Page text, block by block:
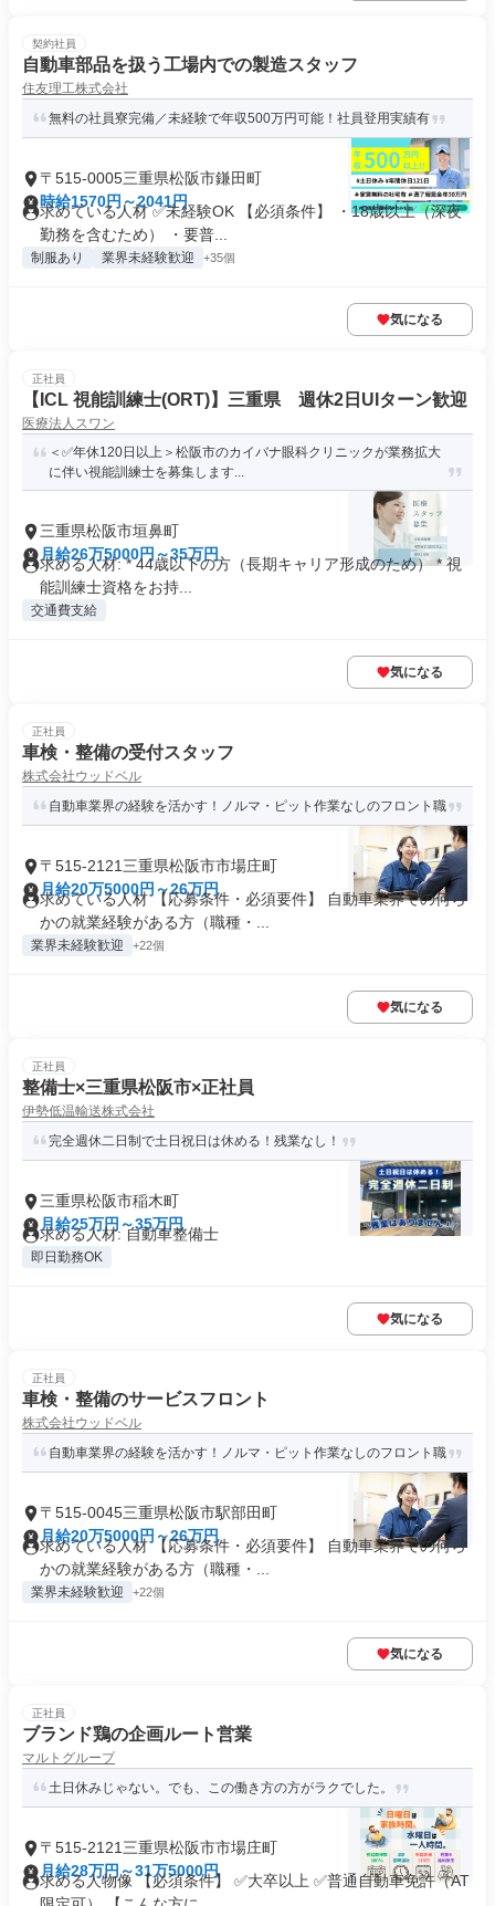
契約社員
自動車部品を扱う工場内での製造スタッフ
住友理工株式会社
無料の社員寮完備／未経験で年収500万円可能！社員登用実績有
〒515-0005三重県松阪市鎌田町
時給1570円～2041円
求めている人材 ✅未経験OK 【必須条件】 ・18歳以上（深夜
勤務を含むため） ・要普...
制服あり 業界未経験歓迎 +35個
気になる
正社員
【ICL 視能訓練士(ORT)】三重県 週休2日UIターン歓迎
医療法人スワン
＜✅年休120日以上＞松阪市のカイバナ眼科クリニックが業務拡大
に伴い視能訓練士を募集します...
三重県松阪市垣鼻町
月給26万5000円～35万円
求める人材: * 44歳以下の方（長期キャリア形成のため） * 視
能訓練士資格をお持...
交通費支給
気になる
正社員
車検・整備の受付スタッフ
株式会社ウッドベル
自動車業界の経験を活かす！ノルマ・ピット作業なしのフロント職
〒515-2121三重県松阪市市場庄町
月給20万5000円～26万円
求めている人材 【応募条件・必須要件】 自動車業界での何ら
かの就業経験がある方（職種・...
業界未経験歓迎 +22個
気になる
正社員
整備士×三重県松阪市×正社員
伊勢低温輸送株式会社
完全週休二日制で土日祝日は休める！残業なし！
三重県松阪市稲木町
月給25万円～35万円
求める人材: 自動車整備士
即日勤務OK
気になる
正社員
車検・整備のサービスフロント
株式会社ウッドベル
自動車業界の経験を活かす！ノルマ・ピット作業なしのフロント職
〒515-0045三重県松阪市駅部田町
月給20万5000円～26万円
求めている人材 【応募条件・必須要件】 自動車業界での何ら
かの就業経験がある方（職種・...
業界未経験歓迎 +22個
気になる
正社員
ブランド鶏の企画ルート営業
マルトグループ
土日休みじゃない。でも、この働き方の方がラクでした。
〒515-2121三重県松阪市市場庄町
月給28万円～31万5000円
求める人物像 【必須条件】 ✅大卒以上 ✅普通自動車免許（AT